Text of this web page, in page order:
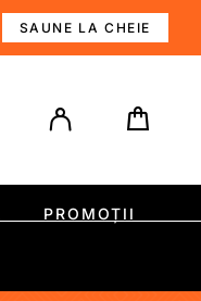
SAUNE LA CHEIE
PROMOȚII